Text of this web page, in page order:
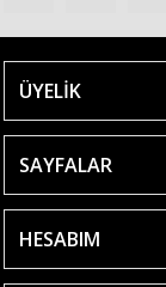
ÜYELİK
SAYFALAR
HESABIM